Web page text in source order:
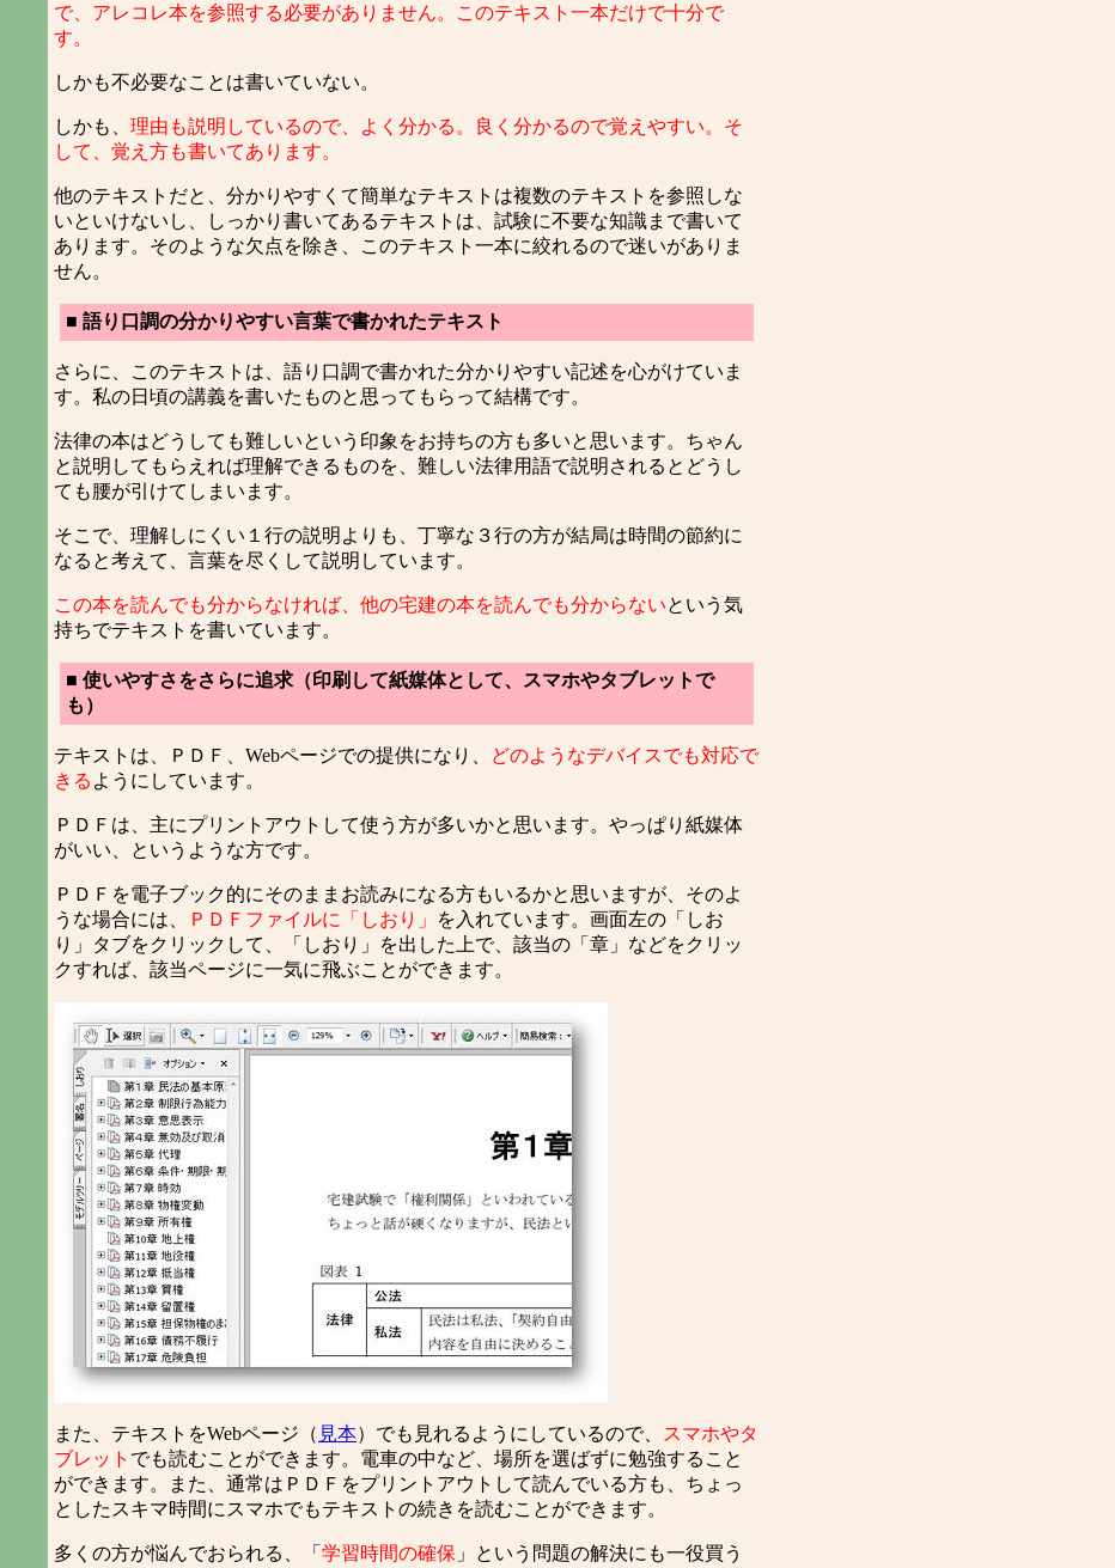
で、アレコレ本を参照する必要がありません。このテキスト一本だけで十分で
す。
しかも不必要なことは書いていない。
しかも、 理由も説明しているので、よく分かる。良く分かるので覚えやすい。そ
して、覚え方も書いてあります。
他のテキストだと、分かりやすくて簡単なテキストは複数のテキストを参照しな
いといけないし、しっかり書いてあるテキストは、試験に不要な知識まで書いて
あります。そのような欠点を除き、このテキスト一本に絞れるので迷いがありま
せん。
■ 語り口調の分かりやすい言葉で書かれたテキスト
さらに、このテキストは、語り口調で書かれた分かりやすい記述を心がけていま
す。私の日頃の講義を書いたものと思ってもらって結構です。
法律の本はどうしても難しいという印象をお持ちの方も多いと思います。ちゃん
と説明してもらえれば理解できるものを、難しい法律用語で説明されるとどうし
ても腰が引けてしまいます。
そこで、理解しにくい１行の説明よりも、丁寧な３行の方が結局は時間の節約に
なると考えて、言葉を尽くして説明しています。
この本を読んでも分からなければ、他の宅建の本を読んでも分からないという気
持ちでテキストを書いています。
■ 使いやすさをさらに追求（印刷して紙媒体として、スマホやタブレットで
も）
テキストは、ＰＤＦ、Webページでの提供になり、
どのようなデバイスでも対応で
きる ようにしています。
ＰＤＦは、主にプリントアウトして使う方が多いかと思います。やっぱり紙媒体
がいい、というような方です。
ＰＤＦを電子ブック的にそのままお読みになる方もいるかと思いますが、そのよ
うな場合には、
ＰＤＦファイルに「しおり」
を入れています。画面左の「しお
り」タブをクリックして、「しおり」を出した上で、該当の「章」などをクリッ
クすれば、該当ページに一気に飛ぶことができます。
また、テキストをWebページ（ 見本）でも見れるようにしているので、
スマホやタ
ブレット でも読むことができます。電車の中など、場所を選ばずに勉強すること
ができます。また、通常はＰＤＦをプリントアウトして読んでいる方も、ちょっ
としたスキマ時間にスマホでもテキストの続きを読むことができます。
多くの方が悩んでおられる、「 学習時間の確保 」という問題の解決にも一役買う